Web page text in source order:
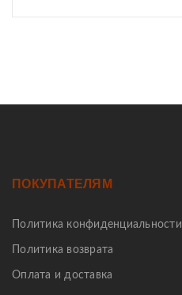
ПОКУПАТЕЛЯМ
Политика конфиденциальности
Политика возврата
Оплата и доставка